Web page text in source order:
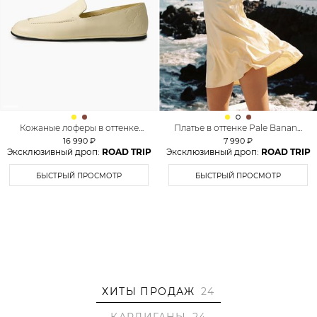
Кожаные лоферы в оттенке
Pale Banana Lera Nena
16 990 ₽
Эксклюзивный дроп: ROAD TRIP
БЫСТРЫЙ ПРОСМОТР
Платье в оттенке Pale Banana
TOPTOP
7 990 ₽
Эксклюзивный дроп: ROAD TRIP
БЫСТРЫЙ ПРОСМОТР
ХИТЫ ПРОДАЖ 24